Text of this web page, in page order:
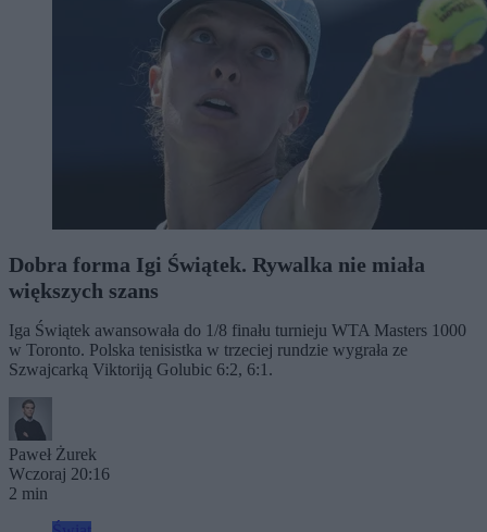
Dobra forma Igi Świątek. Rywalka nie miała
większych szans
Iga Świątek awansowała do 1/8 finału turnieju WTA Masters 1000
w Toronto. Polska tenisistka w trzeciej rundzie wygrała ze
Szwajcarką Viktoriją Golubic 6:2, 6:1.
Paweł Żurek
Wczoraj 20:16
2 min